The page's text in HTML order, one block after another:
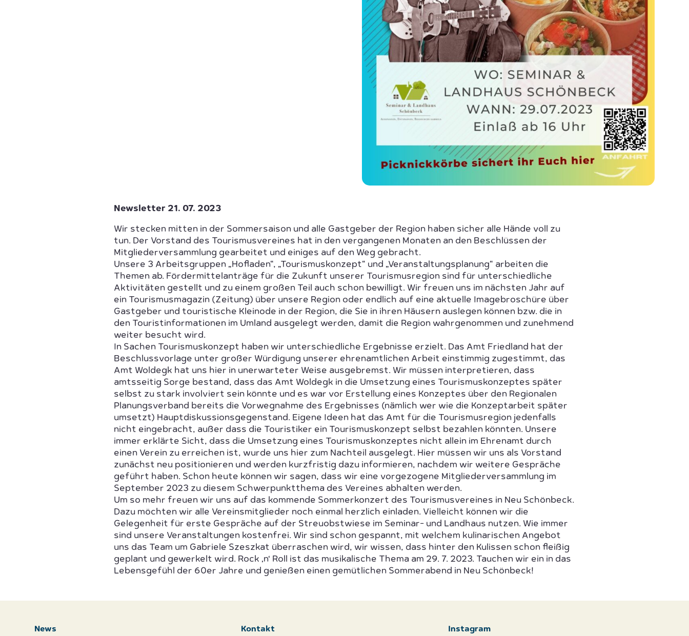
Newsletter 21. 07. 2023
Wir stecken mitten in der Sommersaison und alle Gastgeber der Region haben sicher alle Hände voll zu
tun. Der Vorstand des Tourismusvereines hat in den vergangenen Monaten an den Beschlüssen der
Mitgliederversammlung gearbeitet und einiges auf den Weg gebracht.
Unsere 3 Arbeitsgruppen „Hofladen“, „Tourismuskonzept“ und „Veranstaltungsplanung“ arbeiten die
Themen ab. Fördermittelanträge für die Zukunft unserer Tourismusregion sind für unterschiedliche
Aktivitäten gestellt und zu einem großen Teil auch schon bewilligt. Wir freuen uns im nächsten Jahr auf
ein Tourismusmagazin (Zeitung) über unsere Region oder endlich auf eine aktuelle Imagebroschüre über
Gastgeber und touristische Kleinode in der Region, die Sie in ihren Häusern auslegen können bzw. die in
den Touristinformationen im Umland ausgelegt werden, damit die Region wahrgenommen und zunehmend
weiter besucht wird.
In Sachen Tourismuskonzept haben wir unterschiedliche Ergebnisse erzielt. Das Amt Friedland hat der
Beschlussvorlage unter großer Würdigung unserer ehrenamtlichen Arbeit einstimmig zugestimmt, das
Amt Woldegk hat uns hier in unerwarteter Weise ausgebremst. Wir müssen interpretieren, dass
amtsseitig Sorge bestand, dass das Amt Woldegk in die Umsetzung eines Tourismuskonzeptes später
selbst zu stark involviert sein könnte und es war vor Erstellung eines Konzeptes über den Regionalen
Planungsverband bereits die Vorwegnahme des Ergebnisses (nämlich wer wie die Konzeptarbeit später
umsetzt) Hauptdiskussionsgegenstand. Eigene Ideen hat das Amt für die Tourismusregion jedenfalls
nicht eingebracht, außer dass die Touristiker ein Tourismuskonzept selbst bezahlen könnten. Unsere
immer erklärte Sicht, dass die Umsetzung eines Tourismuskonzeptes nicht allein im Ehrenamt durch
einen Verein zu erreichen ist, wurde uns hier zum Nachteil ausgelegt. Hier müssen wir uns als Vorstand
zunächst neu positionieren und werden kurzfristig dazu informieren, nachdem wir weitere Gespräche
geführt haben. Schon heute können wir sagen, dass wir eine vorgezogene Mitgliederversammlung im
September 2023 zu diesem Schwerpunktthema des Vereines abhalten werden.
Um so mehr freuen wir uns auf das kommende Sommerkonzert des Tourismusvereines in Neu Schönbeck.
Dazu möchten wir alle Vereinsmitglieder noch einmal herzlich einladen. Vielleicht können wir die
Gelegenheit für erste Gespräche auf der Streuobstwiese im Seminar- und Landhaus nutzen. Wie immer
sind unsere Veranstaltungen kostenfrei. Wir sind schon gespannt, mit welchem kulinarischen Angebot
uns das Team um Gabriele Szeszkat überraschen wird, wir wissen, dass hinter den Kulissen schon fleißig
geplant und gewerkelt wird. Rock ‚n‘ Roll ist das musikalische Thema am 29. 7. 2023. Tauchen wir ein in das
Lebensgefühl der 60er Jahre und genießen einen gemütlichen Sommerabend in Neu Schönbeck!
News Kontakt Instagram